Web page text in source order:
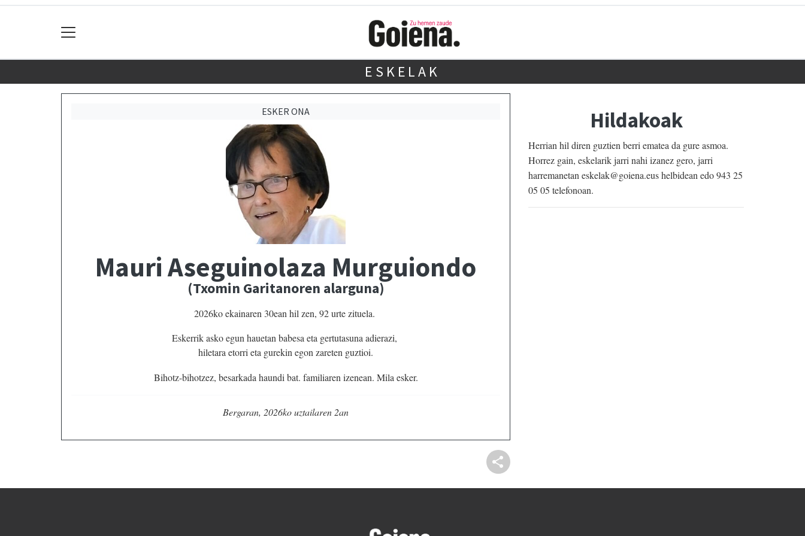
ESKELAK
ESKER ONA
Mauri Aseguinolaza Murguiondo
(Txomin Garitanoren alarguna)
2026ko ekainaren 30ean hil zen, 92 urte zituela.
Eskerrik asko egun hauetan babesa eta gertutasuna adierazi,
hiletara etorri eta gurekin egon zareten guztioi.
Bihotz-bihotzez, besarkada haundi bat. familiaren izenean. Mila esker.
Bergaran, 2026ko uztailaren 2an
Hildakoak
Herrian hil diren guztien berri ematea da gure asmoa.
Horrez gain, eskelarik jarri nahi izanez gero, jarri
harremanetan eskelak@goiena.eus helbidean edo 943 25
05 05 telefonoan.